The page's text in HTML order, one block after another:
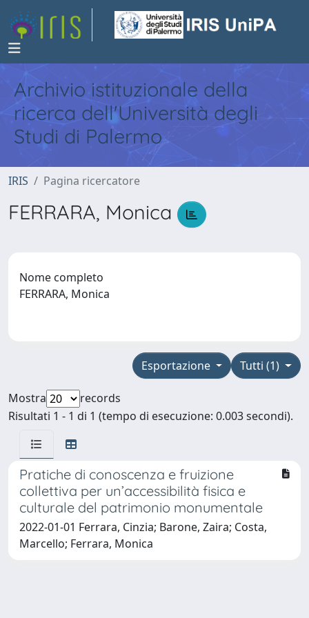
Archivio istituzionale della
ricerca dell'Università degli
Studi di Palermo
IRIS Pagina ricercatore
FERRARA, Monica
Nome completo
FERRARA, Monica
Tutti (1)
Esportazione
Mostra
records
Risultati 1 - 1 di 1 (tempo di esecuzione: 0.003 secondi).
Pratiche di conoscenza e fruizione
collettiva per un’accessibilità fisica e
culturale del patrimonio monumentale
2022-01-01 Ferrara, Cinzia; Barone, Zaira; Costa,
Marcello; Ferrara, Monica